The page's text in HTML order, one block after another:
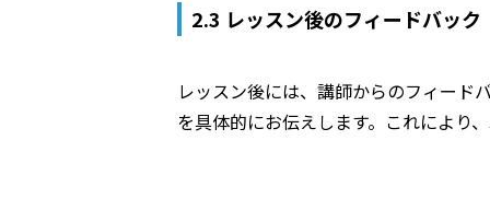
2.3 レッスン後のフィードバック
レッスン後には、講師からのフィード
を具体的にお伝えします。これにより